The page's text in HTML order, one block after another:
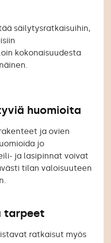
säilytysratkaisuihin,
kokonaisuudesta
huomioita
ja ovien
jo
ja lasipinnat voivat
tilan valoisuuteen
tarpeet
ratkaisut myös